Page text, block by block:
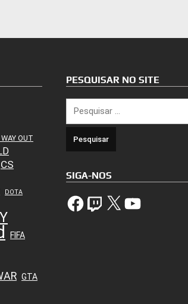
OUT
CS
DOTA
FIFA
GTA
PESQUISAR NO SITE
por:
SIGA-NOS
FacebookTwitch X YouTube